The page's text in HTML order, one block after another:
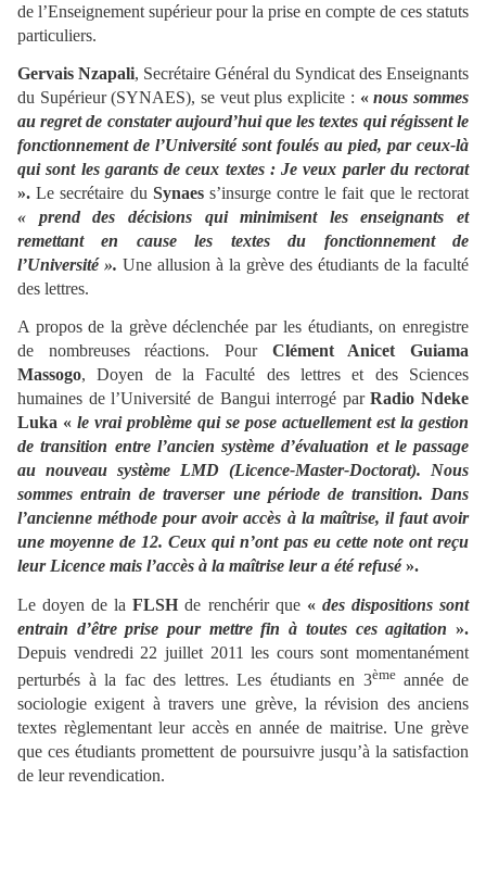
de l’Enseignement supérieur pour la prise en compte de ces statuts
particuliers.
Gervais Nzapali, Secrétaire Général du Syndicat des Enseignants
du Supérieur (SYNAES), se veut plus explicite : «nous sommes
au regret de constater aujourd’hui que les textes qui régissent le
fonctionnement de l’Université sont foulés au pied, par ceux-là
qui sont les garants de ceux textes : Je veux parler du rectorat
». Le secrétaire du Synaess’insurge contre le fait que le rectorat
« prend des décisions qui minimisent les enseignants et
remettant en cause les textes du fonctionnement de
l’Université ». Une allusion à la grève des étudiants de la faculté
des lettres.
A propos de la grève déclenchée par les étudiants, on enregistre
de nombreuses réactions. Pour Clément Anicet Guiama
Massogo, Doyen de la Faculté des lettres et des Sciences
humaines de l’Université de Bangui interrogé parRadio Ndeke
Luka « le vrai problème qui se pose actuellement est la gestion
de transition entre l’ancien système d’évaluation et le passage
au nouveau système LMD (Licence-Master-Doctorat). Nous
sommes entrain de traverser une période de transition. Dans
l’ancienne méthode pour avoir accès à la maîtrise, il faut avoir
une moyenne de 12. Ceux qui n’ont pas eu cette note ont reçu
leur Licence mais l’accès à la maîtrise leur a été refusé ».
Le doyen de laFLSH de renchérir que « des dispositions sont
entrain d’être prise pour mettre fin à toutes ces agitation ».
Depuis vendredi 22 juillet 2011 les cours sont momentanément
perturbés à la fac des lettres. Les étudiants en 3èmeannée de
sociologie exigent à travers une grève, la révision des anciens
textes règlementant leur accès en année de maitrise. Une grève
que ces étudiants promettent de poursuivre jusqu’à la satisfaction
de leur revendication.